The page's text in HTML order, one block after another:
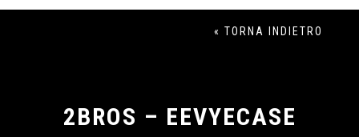
« TORNA INDIETRO
2BROS – EEVYECASE